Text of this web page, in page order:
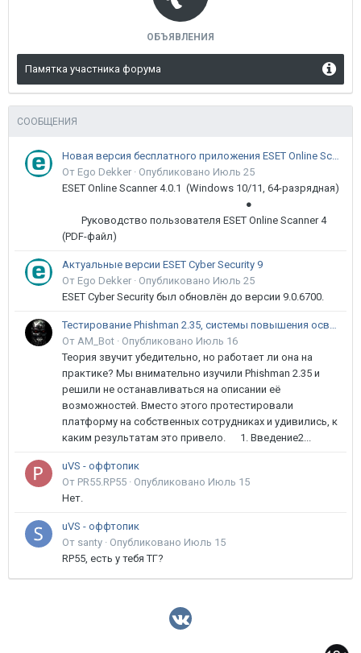
ОБЪЯВЛЕНИЯ
Памятка участника форума
СООБЩЕНИЯ
Новая версия бесплатного приложения ESET Online Scanner доступна пользователям
От Ego Dekker · Опубликовано Июль 25
ESET Online Scanner 4.0.1 (Windows 10/11, 64-разрядная)
●
Руководство пользователя ESET Online Scanner 4
(PDF-файл)
Актуальные версии ESET Cyber Security 9
От Ego Dekker · Опубликовано Июль 25
ESET Cyber Security был обновлён до версии 9.0.6700.
Тестирование Phishman 2.35, системы повышения осведомлённости пользователей в сфере ИБ
От AM_Bot · Опубликовано Июль 16
Теория звучит убедительно, но работает ли она на
практике? Мы внимательно изучили Phishman 2.35 и
решили не останавливаться на описании её
возможностей. Вместо этого протестировали
платформу на собственных сотрудниках и удивились, к
каким результатам это привело. 1. Введение2...
uVS - оффтопик
От PR55.RP55 · Опубликовано Июль 15
Нет.
uVS - оффтопик
От santy · Опубликовано Июль 15
RP55, есть у тебя ТГ?